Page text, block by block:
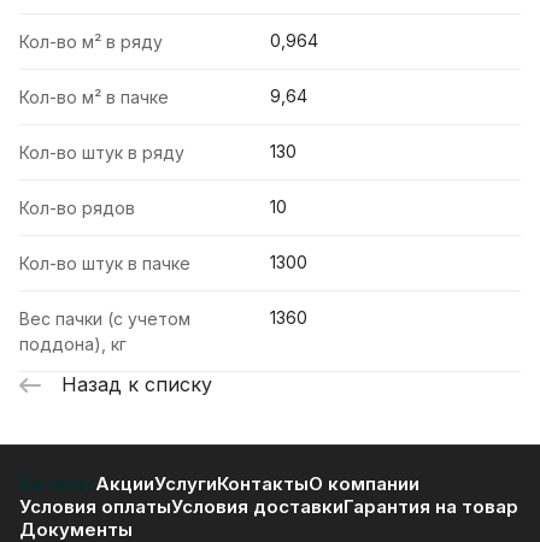
Кол-во м² в ряду 0,964
Кол-во м² в пачке 9,64
Кол-во штук в ряду 130
Кол-во рядов 10
Кол-во штук в пачке 1300
Вес пачки (с учетом
поддона), кг
1360
Назад к списку
КаталогАкцииУслугиКонтактыО компании
Условия оплатыУсловия доставкиГарантия на товар
Документы